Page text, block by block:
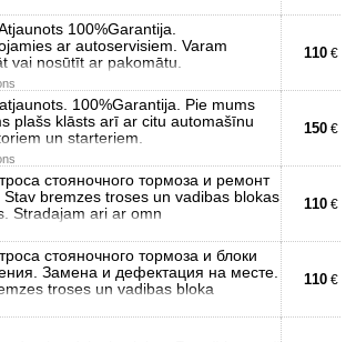
100%Garantija.
ar autoservisiem. Varam
vai nosūtīt ar pakomātu.
110 €
100%Garantija. Pie mums
plašs klāsts arī ar citu automašīnu
un starteriem.
150 €
стояночного тормоза и ремонт
Stav bremzes troses un vadibas blokas
Stradajam ari ar omn
110 €
стояночного тормоза и блоки
Замена и дефектация на месте.
troses un vadibas bloka
110 €